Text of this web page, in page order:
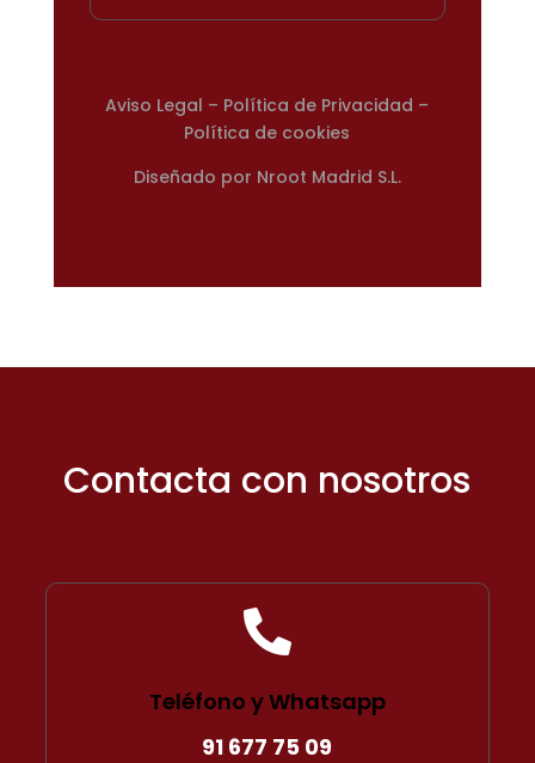
Aviso Legal – Política de Privacidad –
Política de cookies
Diseñado por Nroot Madrid S.L.
Contacta con nosotros

Teléfono y Whatsapp
91 677 75 09